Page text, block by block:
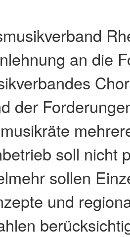
an die
der
soll nicht
sollen
und